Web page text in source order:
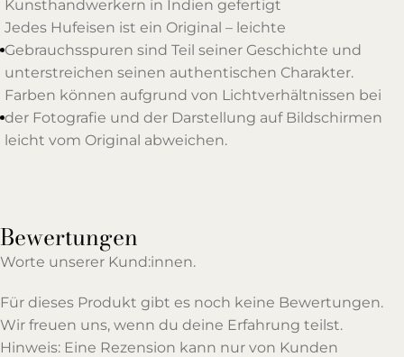
Kunsthandwerkern in Indien gefertigt
Jedes Hufeisen ist ein Original – leichte
Gebrauchsspuren sind Teil seiner Geschichte und
unterstreichen seinen authentischen Charakter.
Farben können aufgrund von Lichtverhältnissen bei
der Fotografie und der Darstellung auf Bildschirmen
leicht vom Original abweichen.
Bewertungen
Worte unserer Kund:innen.
Für dieses Produkt gibt es noch keine Bewertungen.
Wir freuen uns, wenn du deine Erfahrung teilst.
Hinweis: Eine Rezension kann nur von Kunden